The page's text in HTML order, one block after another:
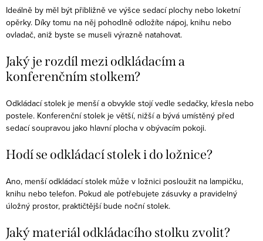
Ideálně by měl být přibližně ve výšce sedací plochy nebo loketní
opěrky. Díky tomu na něj pohodlně odložíte nápoj, knihu nebo
ovladač, aniž byste se museli výrazně natahovat.
Jaký je rozdíl mezi odkládacím a
konferenčním stolkem?
Odkládací stolek je menší a obvykle stojí vedle sedačky, křesla nebo
postele. Konferenční stolek je větší, nižší a bývá umístěný před
sedací soupravou jako hlavní plocha v obývacím pokoji.
Hodí se odkládací stolek i do ložnice?
Ano, menší odkládací stolek může v ložnici posloužit na lampičku,
knihu nebo telefon. Pokud ale potřebujete zásuvky a pravidelný
úložný prostor, praktičtější bude noční stolek.
Jaký materiál odkládacího stolku zvolit?